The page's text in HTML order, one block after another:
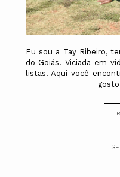
Eu sou a Tay Ribeiro,
do Goiás. Viciada em
listas. Aqui você